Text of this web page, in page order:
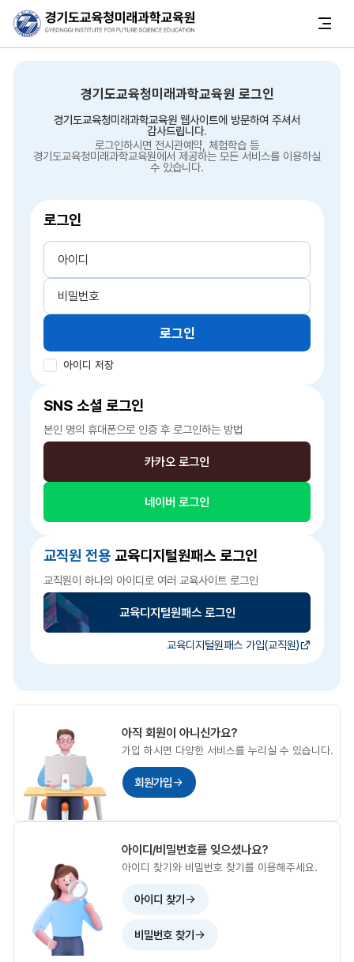
경기도교육청미래과학교육원 로그인
경기도교육청미래과학교육원 웹사이트에 방문하여 주셔서
감사드립니다.
로그인하시면 전시관예약, 체험학습 등
경기도교육청미래과학교육원에서 제공하는 모든 서비스를 이용하실
수 있습니다.
로그인
로그인
아이디 저장
SNS 소셜 로그인
본인 명의 휴대폰으로 인증 후 로그인하는 방법
카카오 로그인
네이버 로그인
교직원 전용 교육디지털원패스 로그인
교직원이 하나의 아이디로 여러 교육사이트 로그인
교육디지털원패스 로그인
교육디지털원패스 가입(교직원)
아직 회원이 아니신가요?
가입 하시면 다양한 서비스를 누리실 수 있습니다.
회원가입
아이디/비밀번호를 잊으셨나요?
아이디 찾기와 비밀번호 찾기를 이용해주세요.
아이디 찾기
비밀번호 찾기